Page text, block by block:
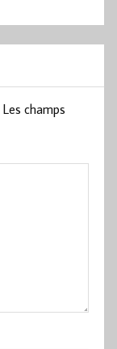
Les champs